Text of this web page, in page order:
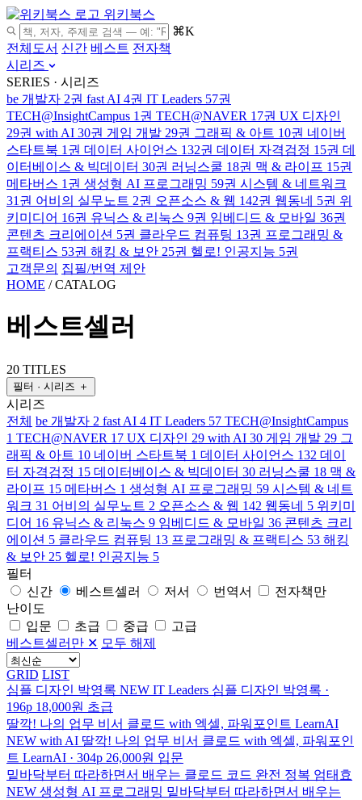
위키북스
⌘K
전체도서 신간 베스트 전자책
시리즈
SERIES · 시리즈
be 개발자 2권 fast AI 4권 IT Leaders 57권
TECH@InsightCampus 1권 TECH@NAVER 17권 UX 디자인
29권 with AI 30권 게임 개발 29권 그래픽 & 아트 10권 네이버
스타트북 1권 데이터 사이언스 132권 데이터 자격검정 15권 데
이터베이스 & 빅데이터 30권 러닝스쿨 18권 맥 & 라이프 15권
메타버스 1권 생성형 AI 프로그래밍 59권 시스템 & 네트워크
31권 어비의 실무노트 2권 오픈소스 & 웹 142권 웹동네 5권 위
키미디어 16권 유닉스 & 리눅스 9권 임베디드 & 모바일 36권
콘텐츠 크리에이션 5권 클라우드 컴퓨팅 13권 프로그래밍 &
프랙티스 53권 해킹 & 보안 25권 헬로! 인공지능 5권
고객문의 집필/번역 제안
HOME / CATALOG
베스트셀러
20 TITLES
필터 · 시리즈 ＋
시리즈
전체 be 개발자 2 fast AI 4 IT Leaders 57 TECH@InsightCampus
1 TECH@NAVER 17 UX 디자인 29 with AI 30 게임 개발 29 그
래픽 & 아트 10 네이버 스타트북 1 데이터 사이언스 132 데이
터 자격검정 15 데이터베이스 & 빅데이터 30 러닝스쿨 18 맥 &
라이프 15 메타버스 1 생성형 AI 프로그래밍 59 시스템 & 네트
워크 31 어비의 실무노트 2 오픈소스 & 웹 142 웹동네 5 위키미
디어 16 유닉스 & 리눅스 9 임베디드 & 모바일 36 콘텐츠 크리
에이션 5 클라우드 컴퓨팅 13 프로그래밍 & 프랙티스 53 해킹
& 보안 25 헬로! 인공지능 5
필터
신간
베스트셀러 저서 번역서
전자책만
난이도
입문
초급 중급
고급
베스트셀러만 ✕ 모두 해제
GRID LIST
심플 디자인 박영록 NEW IT Leaders 심플 디자인 박영록 ·
196p 18,000원 초급
딸깍! 나의 업무 비서 클로드 with 엑셀, 파워포인트 LearnAI
NEW with AI 딸깍! 나의 업무 비서 클로드 with 엑셀, 파워포인
트 LearnAI · 304p 26,000원 입문
밑바닥부터 따라하면서 배우는 클로드 코드 완전 정복 엄태효
NEW 생성형 AI 프로그래밍 밑바닥부터 따라하면서 배우는